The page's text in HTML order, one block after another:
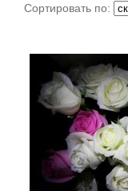
Сортировать по: